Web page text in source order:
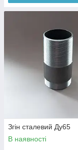
Згін сталевий Ду65
В наявності